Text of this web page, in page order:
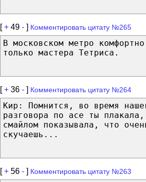
[+ 49 - ] Комментировать цитату №265
В московском метро
только мастера Тетриса.
[+ 36 - ] Комментировать цитату №264
Кир: Помнится, во время
разговора по асе ты
смайлом показывала, что
скучаешь...
[+ 56 - ] Комментировать цитату №263